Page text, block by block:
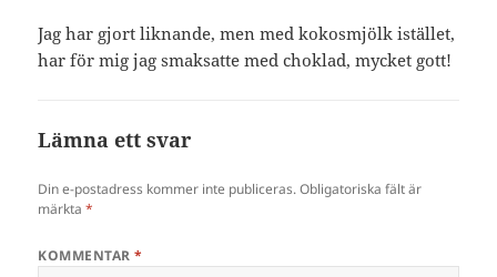
Jag har gjort liknande, men med kokosmjölk istället,
har för mig jag smaksatte med choklad, mycket gott!
Lämna ett svar
Din e-postadress kommer inte publiceras. Obligatoriska fält är
märkta*
KOMMENTAR*